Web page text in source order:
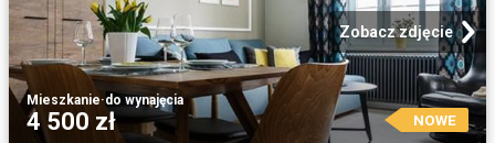
Zobacz zdjęcie
Mieszkanie·do wynajęcia
4 500 zł NOWE